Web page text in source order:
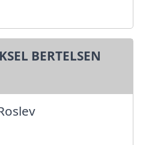
BERTELSEN